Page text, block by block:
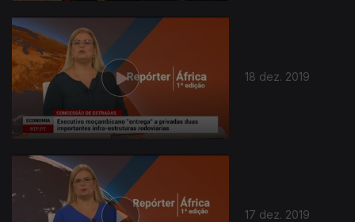
18 dez. 2019
17 dez. 2019
445305